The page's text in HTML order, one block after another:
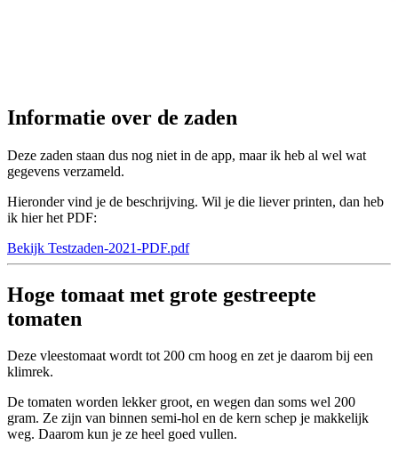
Informatie over de zaden
Deze zaden staan dus nog niet in de app, maar ik heb al wel wat
gegevens verzameld.
Hieronder vind je de beschrijving. Wil je die liever printen, dan heb
ik hier het PDF:
Bekijk Testzaden-2021-PDF.pdf
Hoge tomaat met grote gestreepte
tomaten
Deze vleestomaat wordt tot 200 cm hoog en zet je daarom bij een
klimrek.
De tomaten worden lekker groot, en wegen dan soms wel 200
gram. Ze zijn van binnen semi-hol en de kern schep je makkelijk
weg. Daarom kun je ze heel goed vullen.